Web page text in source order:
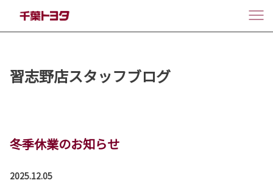
習志野店スタッフブログ
冬季休業のお知らせ
2025.12.05